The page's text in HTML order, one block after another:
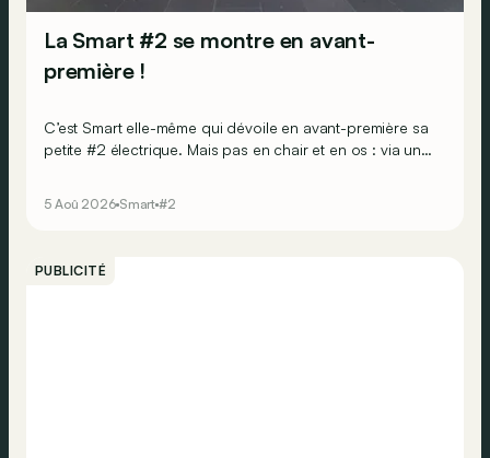
La Smart #2 se montre en avant-
première !
C’est Smart elle-même qui dévoile en avant-première sa
petite #2 électrique. Mais pas en chair et en os : via une
5 Aoû 2026 Smart #2
PUBLICITÉ